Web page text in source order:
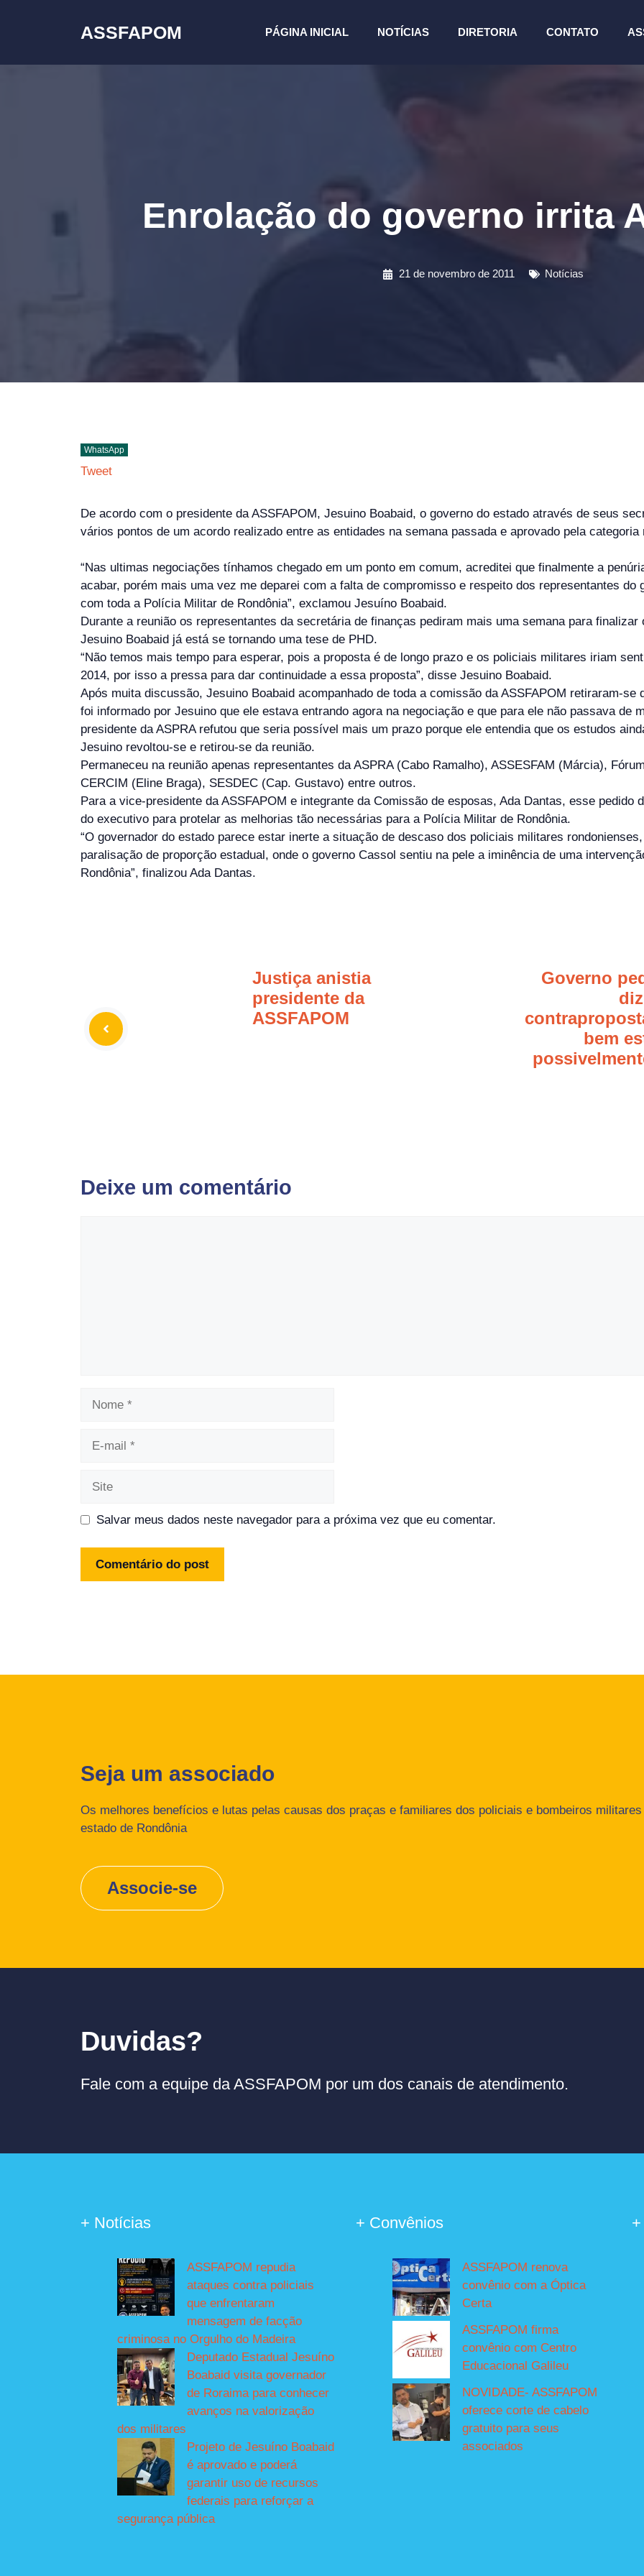
conteúdo
ASSFAPOM PÁGINA INICIAL NOTÍCIAS DIRETORIA CONTATO
Enrolação do governo irrita
21 de novembro de 2011 Notícias
WhatsApp
Tweet
De acordo com o presidente da ASSFAPOM, Jesuino Boabaid, o governo do estado através de seus
vários pontos de um acordo realizado entre as entidades na semana passada e aprovado pela
“Nas ultimas negociações tínhamos chegado em um ponto em comum, acreditei que finalmente a
acabar, porém mais uma vez me deparei com a falta de compromisso e respeito dos representantes do
com toda a Polícia Militar de Rondônia”, exclamou Jesuíno Boabaid.
Durante a reunião os representantes da secretária de finanças pediram mais uma semana para
Jesuino Boabaid já está se tornando uma tese de PHD.
“Não temos mais tempo para esperar, pois a proposta é de longo prazo e os policiais militares iriam
2014, por isso a pressa para dar continuidade a essa proposta”, disse Jesuino Boabaid.
Após muita discussão, Jesuino Boabaid acompanhado de toda a comissão da ASSFAPOM retiraram-se
foi informado por Jesuino que ele estava entrando agora na negociação e que para ele não passava de
presidente da ASPRA refutou que seria possível mais um prazo porque ele entendia que os estudos
Jesuino revoltou-se e retirou-se da reunião.
Permaneceu na reunião apenas representantes da ASPRA (Cabo Ramalho), ASSESFAM (Márcia),
CERCIM (Eline Braga), SESDEC (Cap. Gustavo) entre outros.
Para a vice-presidente da ASSFAPOM e integrante da Comissão de esposas, Ada Dantas, esse pedido
do executivo para protelar as melhorias tão necessárias para a Polícia Militar de Rondônia.
“O governador do estado parece estar inerte a situação de descaso dos policiais militares
paralisação de proporção estadual, onde o governo Cassol sentiu na pele a iminência de uma
Rondônia”, finalizou Ada Dantas.
Justiça anistia
presidente da
ASSFAPOM
Governo
bem
Deixe um comentário
Salvar meus dados neste navegador para a próxima vez que eu comentar.
Seja um associado
Os melhores benefícios e lutas pelas causas dos praças e familiares dos policiais e bombeiros militares
estado de Rondônia
Associe-se
Duvidas?
Fale com a equipe da ASSFAPOM por um dos canais de atendimento.
+ Notícias
ASSFAPOM repudia
ataques contra policiais
que enfrentaram
mensagem de facção
criminosa no Orgulho do Madeira
Deputado Estadual Jesuíno
Boabaid visita governador
de Roraima para conhecer
avanços na valorização
dos militares
Projeto de Jesuíno Boabaid
é aprovado e poderá
garantir uso de recursos
federais para reforçar a
segurança pública
+ Convênios
ASSFAPOM renova
convênio com a Óptica
Certa
ASSFAPOM firma
convênio com Centro
Educacional Galileu
NOVIDADE- ASSFAPOM
oferece corte de cabelo
gratuito para seus
associados